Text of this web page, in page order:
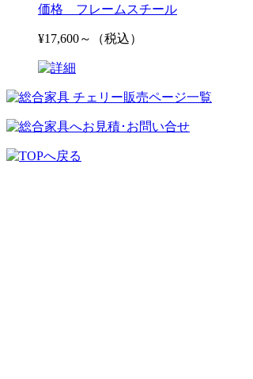
価格 フレームスチール
¥17,600～（税込）